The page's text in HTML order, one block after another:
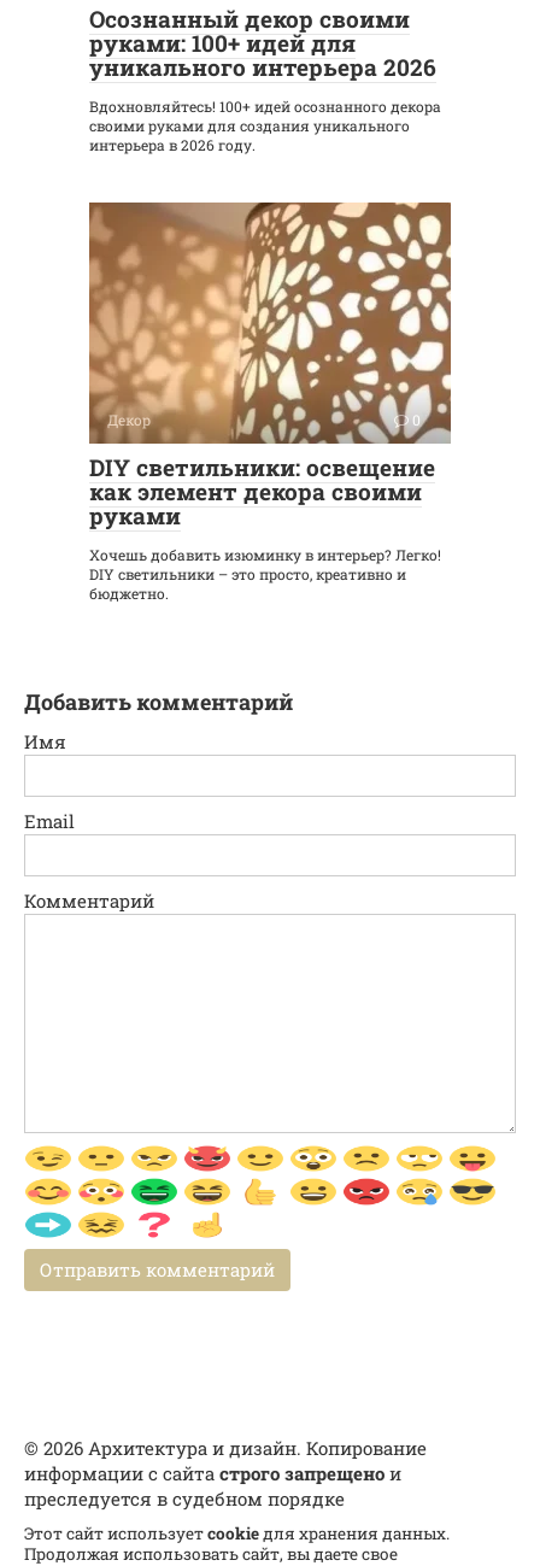
Осознанный декор своими
руками: 100+ идей для
уникального интерьера 2026
Вдохновляйтесь! 100+ идей осознанного декора
своими руками для создания уникального
интерьера в 2026 году.
Декор 0
DIY светильники: освещение
как элемент декора своими
руками
Хочешь добавить изюминку в интерьер? Легко!
DIY светильники – это просто, креативно и
бюджетно.
Добавить комментарий
Имя
Email
Комментарий
© 2026 Архитектура и дизайн. Копирование
информации с сайта строго запрещено и
преследуется в судебном порядке
Этот сайт используетcookieдля хранения данных.
Продолжая использовать сайт, вы даете свое